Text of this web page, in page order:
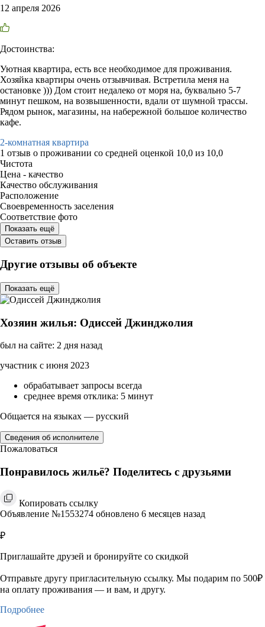
12 апреля 2026
Достоинства:
Уютная квартира, есть все необходимое для проживания.
Хозяйка квартиры очень отзывчивая. Встретила меня на
остановке ))) Дом стоит недалеко от моря на, буквально 5-7
минут пешком, на возвышенности, вдали от шумной трассы.
Рядом рынок, магазины, на набережной большое количество
кафе.
2-комнатная квартира
1 отзыв о проживании со средней оценкой 10,0 из 10,0
Чистота
Цена - качество
Качество обслуживания
Расположение
Своевременность заселения
Соответствие фото
Показать ещё
Оставить отзыв
Другие отзывы об объекте
Показать ещё
Хозяин жилья: Одиссей Джинджолия
был на сайте: 2 дня назад
участник с июня 2023
обрабатывает запросы всегда
среднее время отклика: 5 минут
Общается на языках — русский
Сведения об исполнителе
Пожаловаться
Понравилось жильё? Поделитесь с друзьями
Копировать ссылку
Объявление №1553274 обновлено 6 месяцев назад
₽
Приглашайте друзей и бронируйте со скидкой
Отправьте другу пригласительную ссылку. Мы подарим по 500₽
на оплату проживания — и вам, и другу.
Подробнее